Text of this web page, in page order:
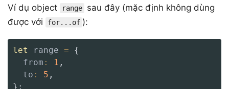
Ví dụ object range
sau đây (mặc định không dùng
được với
for...of ):
let range =
{
from : 1 ,
to : 5 ,
} ;